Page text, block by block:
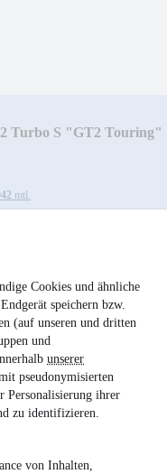
Cookies und ähnliche
speichern bzw.
(auf unseren und dritten
und
unserer
pseudonymisierten
Personalisierung ihrer
zu identifizieren.
von Inhalten,
Turbo S "GT2 Touring"
mtl.